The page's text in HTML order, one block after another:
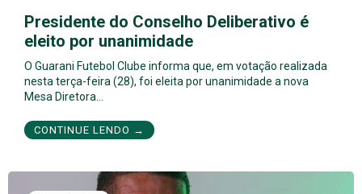
Presidente do Conselho Deliberativo é
eleito por unanimidade
O Guarani Futebol Clube informa que, em votação realizada
nesta terça-feira (28), foi eleita por unanimidade a nova
Mesa Diretora…
CONTINUE LENDO →